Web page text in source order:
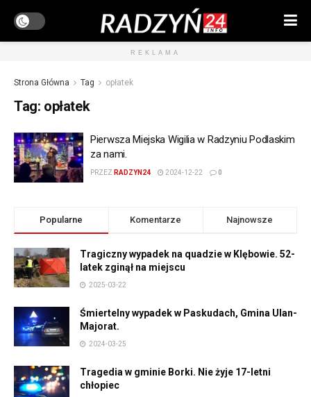
REKLAMA
Strona Główna Tag opłatek
Tag: opłatek
Pierwsza Miejska Wigilia w Radzyniu Podlaskim
za nami.
PRZEZ RADZYN24 2024-12-22 0
Popularne Komentarze Najnowsze
Tragiczny wypadek na quadzie w Klębowie. 52-
latek zginął na miejscu
2025-03-22
Śmiertelny wypadek w Paskudach, Gmina Ulan-
Majorat.
2024-03-25
Tragedia w gminie Borki. Nie żyje 17-letni
chłopiec